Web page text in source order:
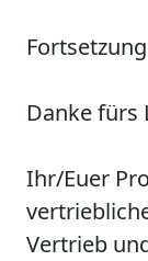
Danke fürs
Ihr/Euer
Vertrieb